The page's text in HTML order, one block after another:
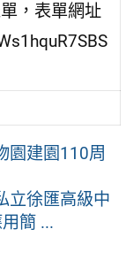
，表單網址
園建園110周
立徐匯高級中
簡 ...